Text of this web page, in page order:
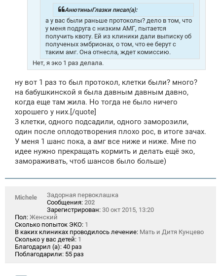
АнютиныГлазки писал(а):
а у вас были раньше протоколы? дело в том, что
у меня подруга с низким АМГ, пытается
получить квоту. Ей из клиники дали выписку об
полученых эмбрионах, о том, что ее берут с
таким амг. Она отнесла, ждет комиссию.
Нет, я эко 1 раз делала.
ну вот 1 раз то был протокол, клетки были? много?
на бабушкинской я была давным давным давно,
когда еще там жила. Но тогда не было ничего
хорошего у них.[/quote]
3 клетки, одного подсадили, одного заморозили,
один после оплодотворения плохо рос, в итоге зачах.
У меня 1 шанс пока, а амг все ниже и ниже. Мне по
идее нужно прекращать кормить и делать ещё эко,
замораживать, чтоб шансов было больше)
Michele
Задорная первоклашка
Сообщения: 202
Зарегистрирован: 30 окт 2015, 13:20
Пол: Женский
Сколько попыток ЭКО: 1
В каких клиниках проводилось лечение: Мать и Дитя Кунцево
Сколько у вас детей: 1
Благодарил (а): 40 раз
Поблагодарили: 55 раз